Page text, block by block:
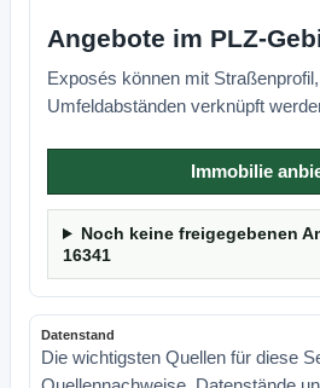
Angebote im PLZ-
Exposés können mit
Umfeldabständen verknüpft
Immobilie
Noch keine freigegebenen
16341
Datenstand
Die wichtigsten Quellen für diese